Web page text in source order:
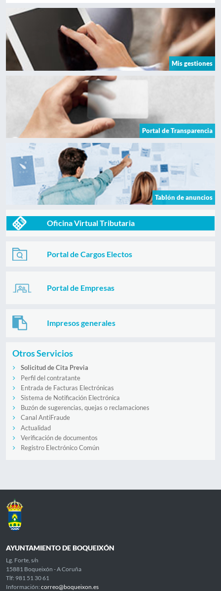
Mis gestiones
Portal de Transparencia
Tablón de anuncios
Oficina Virtual Tributaria
Portal de Cargos Electos
Portal de Empresas
Impresos generales
Otros Servicios
Solicitud de Cita Previa
Perfil del contratante
Entrada de Facturas Electrónicas
Sistema de Notificación Electrónica
Buzón de sugerencias, quejas o reclamaciones
Canal AntiFraude
Actualidad
Verificación de documentos
Registro Electrónico Común
AYUNTAMIENTO DE BOQUEIXÓN
Lg. Forte, s/n
15881 Boqueixón - A Coruña
Tlf: 981 51 30 61
Información: correo@boqueixon.es